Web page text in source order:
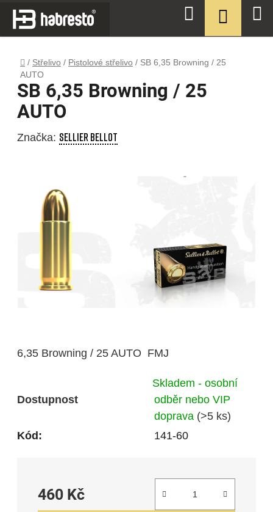
Přejít
obsah
Domů
/ Střelivo / Pistolové střelivo / SB 6,35 Browning / 25
AUTO
6,35 Browning / 25 AUTO FMJ
Dostupnost
Skladem - osobní
odběr nebo VIP
doprava (>5 ks)
Kód:
141-60
460 Kč
SB 6,35 Browning / 25
AUTO
Značka: SELLIER BELLOT